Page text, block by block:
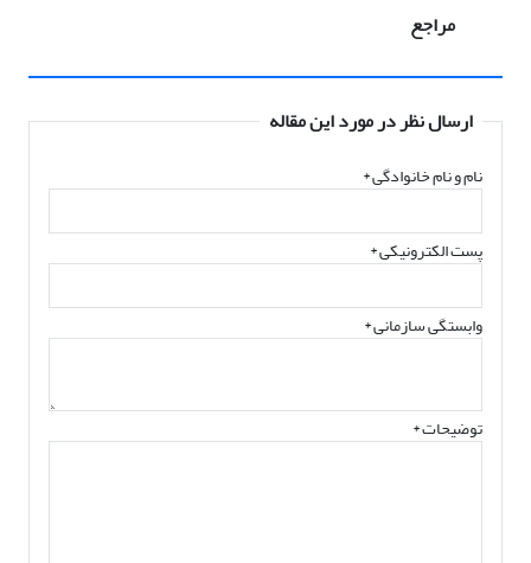
مراجع
ارسال نظر در مورد این مقاله
نام و نام خانوادگی*
پست الکترونیکی*
وابستگی سازمانی *
توضیحات *